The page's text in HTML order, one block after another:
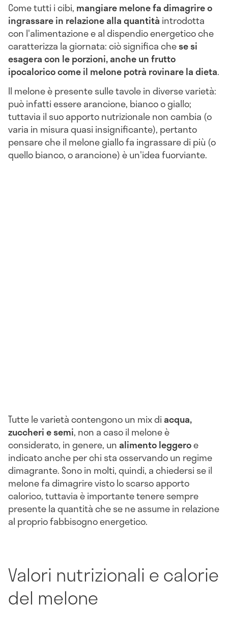
Come tutti i cibi, mangiare melone fa dimagrire o
ingrassare in relazione alla quantità introdotta
con l'alimentazione e al dispendio energetico che
caratterizza la giornata: ciò significa chese si
esagera con le porzioni, anche un frutto
ipocalorico come il melone potrà rovinare la dieta.
Il melone è presente sulle tavole in diverse varietà:
può infatti essere arancione, bianco o giallo;
tuttavia il suo apporto nutrizionale non cambia (o
varia in misura quasi insignificante), pertanto
pensare che il melone giallo fa ingrassare di più (o
quello bianco, o arancione) è un'idea fuorviante.
Tutte le varietà contengono un mix diacqua,
zuccheri e semi, non a caso il melone è
considerato, in genere, unalimento leggeroe
indicato anche per chi sta osservando un regime
dimagrante. Sono in molti, quindi, a chiedersi se il
melone fa dimagrire visto lo scarso apporto
calorico, tuttavia è importante tenere sempre
presente la quantità che se ne assume in relazione
al proprio fabbisogno energetico.
Valori nutrizionali e calorie
del melone